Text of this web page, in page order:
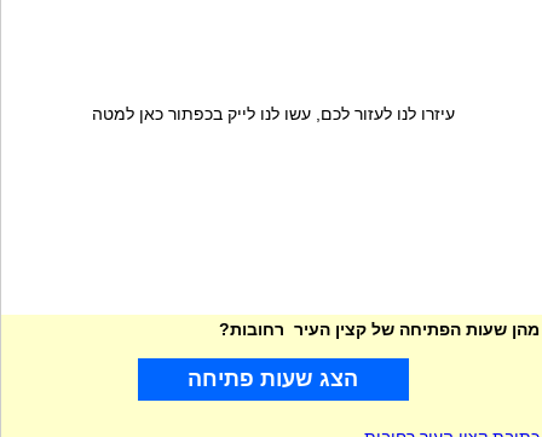
עיזרו לנו לעזור לכם, עשו לנו לייק בכפתור כאן למטה
מהן שעות הפתיחה של קצין העיר רחובות?
הצג שעות פתיחה